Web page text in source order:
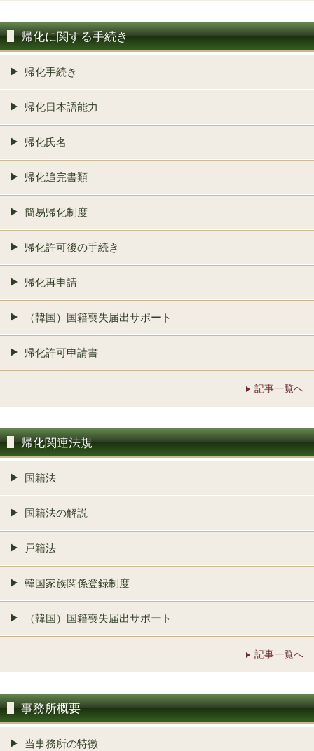
帰化に関する手続き
帰化手続き
帰化日本語能力
帰化氏名
帰化追完書類
簡易帰化制度
帰化許可後の手続き
帰化再申請
（韓国）国籍喪失届出サポート
帰化許可申請書
記事一覧へ
帰化関連法規
国籍法
国籍法の解説
戸籍法
韓国家族関係登録制度
（韓国）国籍喪失届出サポート
記事一覧へ
事務所概要
当事務所の特徴